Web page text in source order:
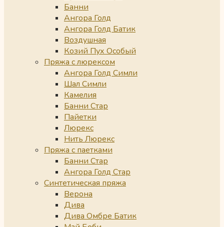
Банни
Ангора Голд
Ангора Голд Батик
Воздушная
Козий Пух Особый
Пряжа с люрексом
Ангора Голд Симли
Шал Симли
Камелия
Банни Стар
Пайетки
Люрекс
Нить Люрекс
Пряжа с паетками
Банни Стар
Ангора Голд Стар
Синтетическая пряжа
Верона
Дива
Дива Омбре Батик